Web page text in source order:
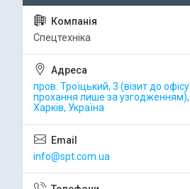
Спецтехніка
пров. Троїцький, 3 (візит до офісу
прохання лише за узгодженням),
Харків, Україна
info@spt.com.ua